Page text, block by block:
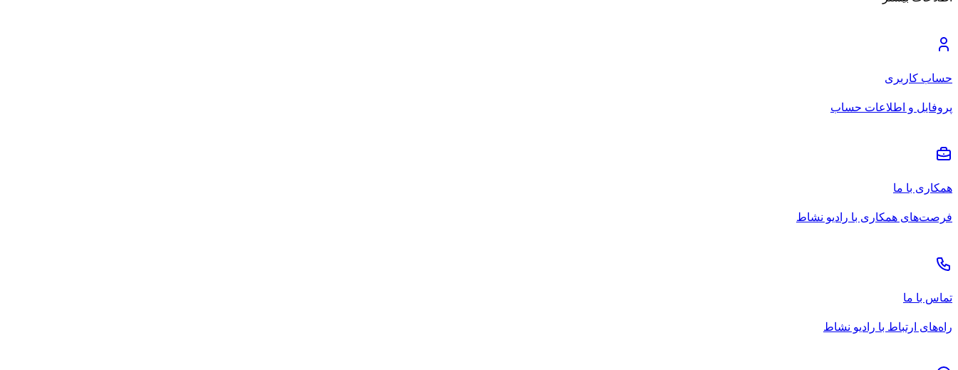
حساب کاربری
پروفایل و اطلاعات حساب
همکاری با ما
فرصت‌های همکاری با رادیو نشاط
تماس با ما
راه‌های ارتباط با رادیو نشاط